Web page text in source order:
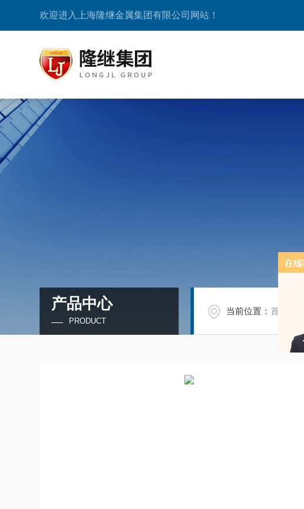
欢迎进入上海隆继金属集团有限公司网站！
产品中心
PRODUCT
当前位置：首页